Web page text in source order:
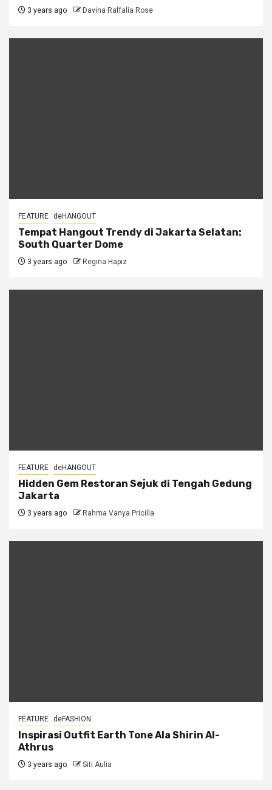
3 years ago Davina Raffalia Rose
FEATURE deHANGOUT
Tempat Hangout Trendy di Jakarta Selatan:
South Quarter Dome
3 years ago Regina Hapiz
FEATURE deHANGOUT
Hidden Gem Restoran Sejuk di Tengah Gedung
Jakarta
3 years ago Rahma Vanya Pricilla
FEATURE deFASHION
Inspirasi Outfit Earth Tone Ala Shirin Al-
Athrus
3 years ago Siti Aulia